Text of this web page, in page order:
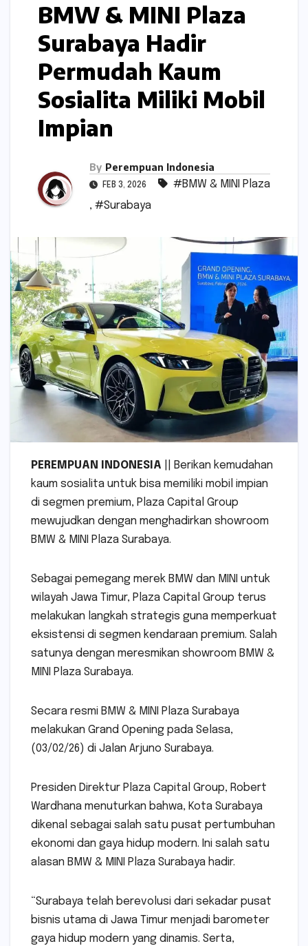
BMW & MINI Plaza
Surabaya Hadir
Permudah Kaum
Sosialita Miliki Mobil
Impian
By Perempuan Indonesia
FEB 3, 2026
#BMW & MINI Plaza
, #Surabaya
PEREMPUAN INDONESIA || Berikan kemudahan
kaum sosialita untuk bisa memiliki mobil impian
di segmen premium, Plaza Capital Group
mewujudkan dengan menghadirkan showroom
BMW & MINI Plaza Surabaya.
Sebagai pemegang merek BMW dan MINI untuk
wilayah Jawa Timur, Plaza Capital Group terus
melakukan langkah strategis guna memperkuat
eksistensi di segmen kendaraan premium. Salah
satunya dengan meresmikan showroom BMW &
MINI Plaza Surabaya.
Secara resmi BMW & MINI Plaza Surabaya
melakukan Grand Opening pada Selasa,
(03/02/26) di Jalan Arjuno Surabaya.
Presiden Direktur Plaza Capital Group, Robert
Wardhana menuturkan bahwa, Kota Surabaya
dikenal sebagai salah satu pusat pertumbuhan
ekonomi dan gaya hidup modern. Ini salah satu
alasan BMW & MINI Plaza Surabaya hadir.
“Surabaya telah berevolusi dari sekadar pusat
bisnis utama di Jawa Timur menjadi barometer
gaya hidup modern yang dinamis. Serta,